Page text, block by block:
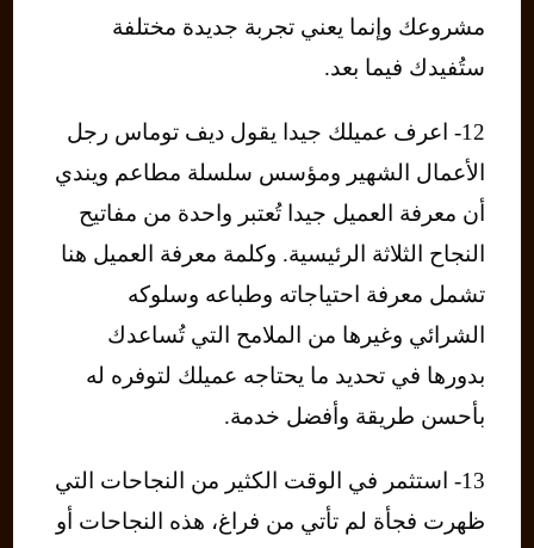
مشروعك وإنما يعني تجربة جديدة مختلفة
ستُفيدك فيما بعد.
12- اعرف عميلك جيدا يقول ديف توماس رجل
الأعمال الشهير ومؤسس سلسلة مطاعم ويندي
أن معرفة العميل جيدا تُعتبر واحدة من مفاتيح
النجاح الثلاثة الرئيسية. وكلمة معرفة العميل هنا
تشمل معرفة احتياجاته وطباعه وسلوكه
الشرائي وغيرها من الملامح التي تُساعدك
بدورها في تحديد ما يحتاجه عميلك لتوفره له
بأحسن طريقة وأفضل خدمة.
13- استثمر في الوقت الكثير من النجاحات التي
ظهرت فجأة لم تأتي من فراغ، هذه النجاحات أو